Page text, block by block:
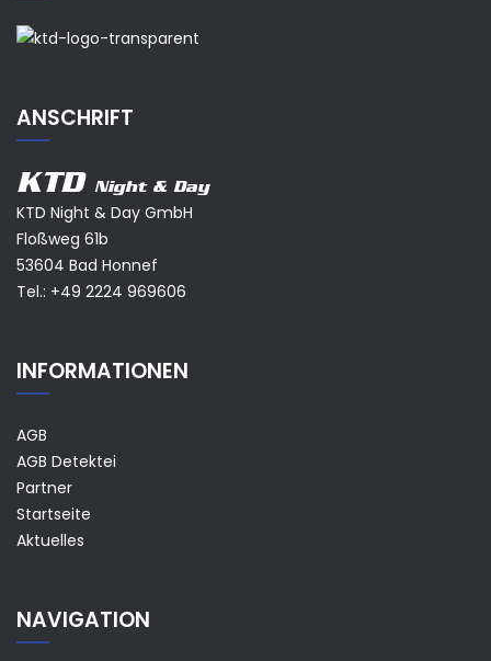
ANSCHRIFT
KTD Night & Day
KTD Night & Day GmbH
Floßweg 61b
53604 Bad Honnef
Tel.: +49 2224 969606
INFORMATIONEN
AGB
AGB Detektei
Partner
Startseite
Aktuelles
NAVIGATION